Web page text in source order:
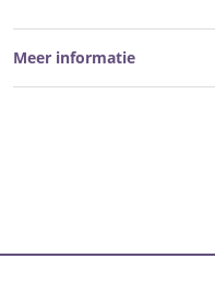
Meer informatie